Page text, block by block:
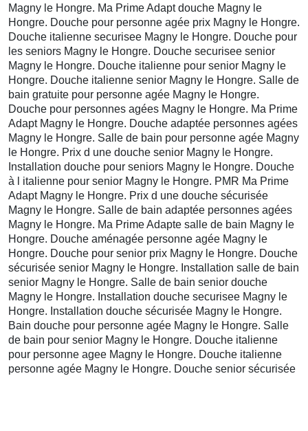
Magny le Hongre. Ma Prime Adapt douche Magny le
Hongre. Douche pour personne agée prix Magny le Hongre.
Douche italienne securisee Magny le Hongre. Douche pour
les seniors Magny le Hongre. Douche securisee senior
Magny le Hongre. Douche italienne pour senior Magny le
Hongre. Douche italienne senior Magny le Hongre. Salle de
bain gratuite pour personne agée Magny le Hongre.
Douche pour personnes agées Magny le Hongre. Ma Prime
Adapt Magny le Hongre. Douche adaptée personnes agées
Magny le Hongre. Salle de bain pour personne agée Magny
le Hongre. Prix d une douche senior Magny le Hongre.
Installation douche pour seniors Magny le Hongre. Douche
à l italienne pour senior Magny le Hongre. PMR Ma Prime
Adapt Magny le Hongre. Prix d une douche sécurisée
Magny le Hongre. Salle de bain adaptée personnes agées
Magny le Hongre. Ma Prime Adapte salle de bain Magny le
Hongre. Douche aménagée personne agée Magny le
Hongre. Douche pour senior prix Magny le Hongre. Douche
sécurisée senior Magny le Hongre. Installation salle de bain
senior Magny le Hongre. Salle de bain senior douche
Magny le Hongre. Installation douche securisee Magny le
Hongre. Installation douche sécurisée Magny le Hongre.
Bain douche pour personne agée Magny le Hongre. Salle
de bain pour senior Magny le Hongre. Douche italienne
pour personne agee Magny le Hongre. Douche italienne
personne agée Magny le Hongre. Douche senior sécurisée